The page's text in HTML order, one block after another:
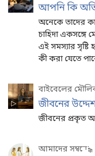
আপনি কি
অনেকে তাদের
চাহিদা একসঙ্গে
এই সমস্যার
কী করা যেতে
বাইবেলের
জীবনের
জীবনের প্রকৃত
আমাদের সম্বন্ধে